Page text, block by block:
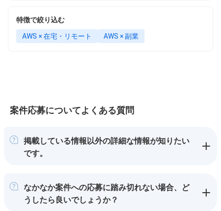
特徴で絞り込む
AWS × 在宅・リモート AWS × 副業
案件応募についてよくある質問
掲載している情報以外の詳細な情報が知りたい
です。
なかなか案件への応募に踏み切れない場合、ど
うしたら良いでしょうか？